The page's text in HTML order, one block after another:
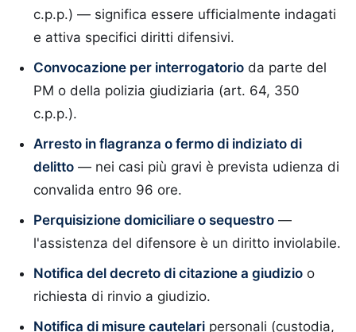
c.p.p.) — significa essere ufficialmente indagati
e attiva specifici diritti difensivi.
Convocazione per interrogatorio da parte del
PM o della polizia giudiziaria (art. 64, 350
c.p.p.).
Arresto in flagranza o fermo di indiziato di
delitto — nei casi più gravi è prevista udienza di
convalida entro 96 ore.
Perquisizione domiciliare o sequestro —
l'assistenza del difensore è un diritto inviolabile.
Notifica del decreto di citazione a giudizio o
richiesta di rinvio a giudizio.
Notifica di misure cautelari personali (custodia,